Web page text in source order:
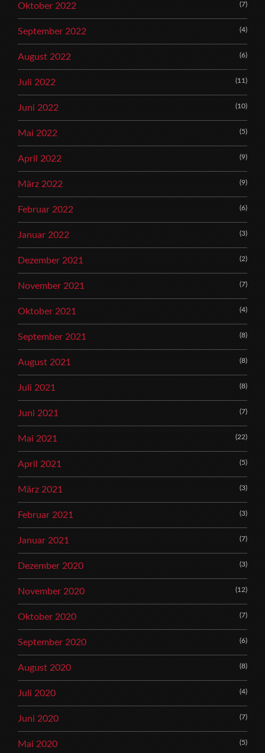
Oktober 2022 (7)
September 2022 (4)
August 2022 (6)
Juli 2022 (11)
Juni 2022 (10)
Mai 2022 (5)
April 2022 (9)
März 2022 (9)
Februar 2022 (6)
Januar 2022 (3)
Dezember 2021 (2)
November 2021 (7)
Oktober 2021 (4)
September 2021 (8)
August 2021 (8)
Juli 2021 (8)
Juni 2021 (7)
Mai 2021 (22)
April 2021 (5)
März 2021 (3)
Februar 2021 (3)
Januar 2021 (7)
Dezember 2020 (3)
November 2020 (12)
Oktober 2020 (7)
September 2020 (6)
August 2020 (8)
Juli 2020 (4)
Juni 2020 (7)
Mai 2020 (5)